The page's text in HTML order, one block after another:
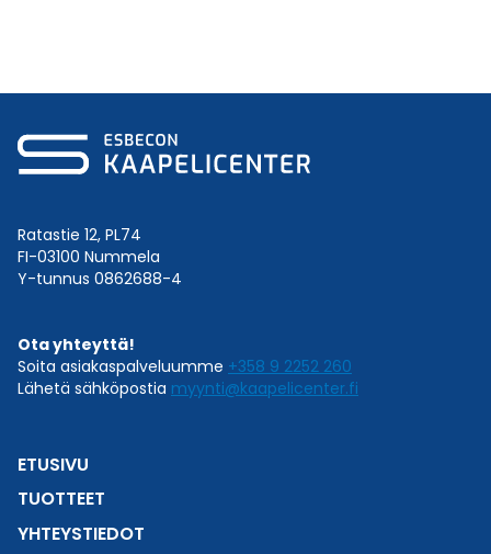
Ratastie 12, PL74
FI-03100 Nummela
Y-tunnus 0862688-4
Ota yhteyttä!
Soita asiakaspalveluumme +358 9 2252 260
Lähetä sähköpostia myynti@kaapelicenter.fi
ETUSIVU
TUOTTEET
YHTEYSTIEDOT